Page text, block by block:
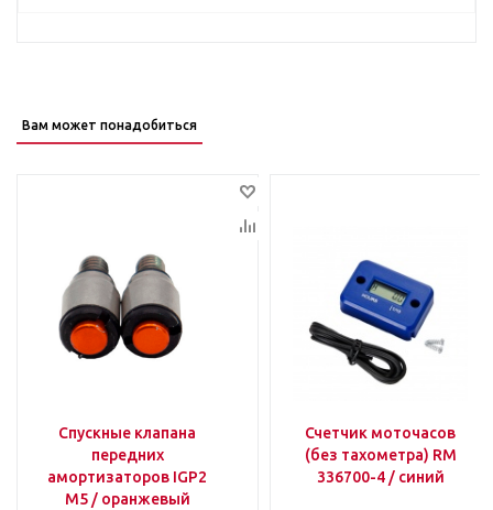
Вам может понадобиться
Спускные клапана
передних
амортизаторов IGP2
M5 / оранжевый
Счетчик моточасов
(без тахометра) RM
336700-4 / синий